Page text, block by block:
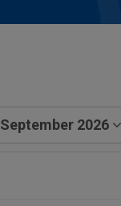
September 2026